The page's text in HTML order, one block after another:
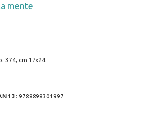
mente
374, cm 17x24.
:9788898301997